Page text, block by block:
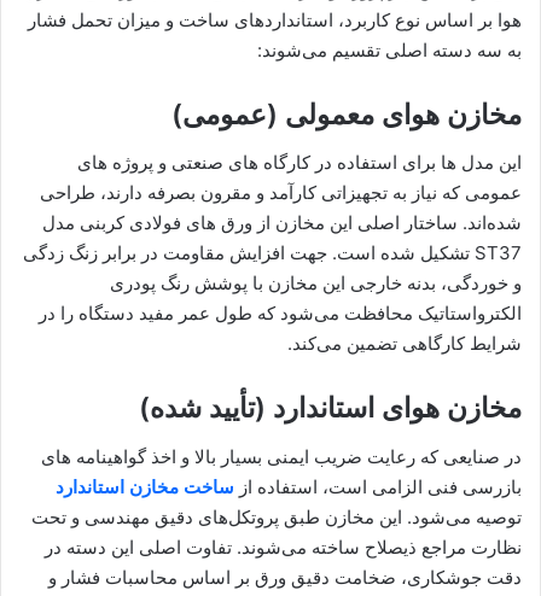
هوا بر اساس نوع کاربرد، استانداردهای ساخت و میزان تحمل فشار
به سه دسته اصلی تقسیم می‌شوند:
مخازن هوای معمولی (عمومی)
این مدل‌ ها برای استفاده در کارگاه‌ های صنعتی و پروژه‌ های
عمومی که نیاز به تجهیزاتی کارآمد و مقرون‌ بصرفه دارند، طراحی
شده‌اند. ساختار اصلی این مخازن از ورق‌ های فولادی کربنی مدل
ST37 تشکیل شده است. جهت افزایش مقاومت در برابر زنگ‌ زدگی
و خوردگی، بدنه خارجی این مخازن با پوشش رنگ پودری
الکترواستاتیک محافظت می‌شود که طول عمر مفید دستگاه را در
شرایط کارگاهی تضمین می‌کند.
مخازن هوای استاندارد (تأیید شده)
در صنایعی که رعایت ضریب ایمنی بسیار بالا و اخذ گواهینامه‌ های
بازرسی فنی الزامی است، استفاده از ساخت مخازن استاندارد
توصیه می‌شود. این مخازن طبق پروتکل‌های دقیق مهندسی و تحت
نظارت مراجع ذیصلاح ساخته می‌شوند. تفاوت اصلی این دسته در
دقت جوشکاری، ضخامت دقیق ورق بر اساس محاسبات فشار و